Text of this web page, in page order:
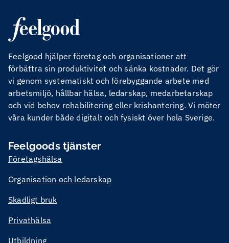
Feelgood hjälper företag och organisationer att
förbättra sin produktivitet och sänka kostnader. Det gör
vi genom systematiskt och förebyggande arbete med
arbetsmiljö, hållbar hälsa, ledarskap, medarbetarskap
och vid behov rehabilitering eller krishantering. Vi möter
våra kunder både digitalt och fysiskt över hela Sverige.
Feelgoods tjänster
Företagshälsa
Organisation och ledarskap
Skadligt bruk
Privathälsa
Utbildning